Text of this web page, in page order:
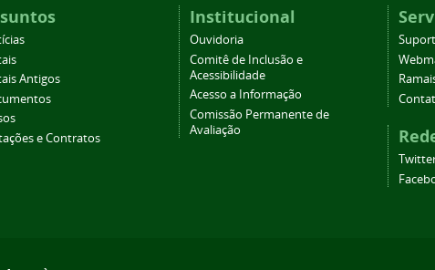
Antigos
e Contratos
Institucional
Ouvidoria
Comitê de Inclusão e
Acessibilidade
Acesso a Informação
Comissão Permanente de
Avaliação